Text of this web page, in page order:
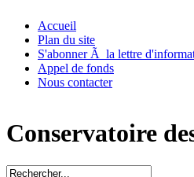
Accueil
Plan du site
S'abonner Ã la lettre
Appel de fonds
Nous contacter
Conservatoire